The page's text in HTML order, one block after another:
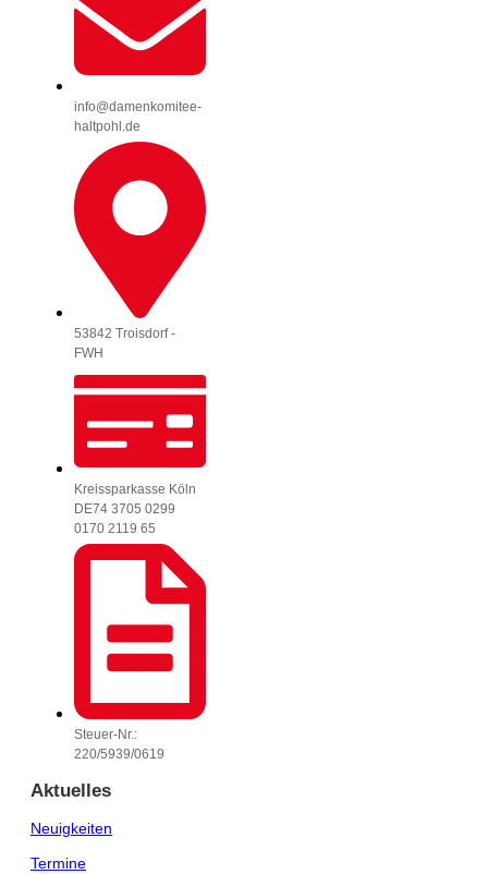
info@damenkomitee-
haltpohl.de
53842 Troisdorf -
FWH
Kreissparkasse Köln
DE74 3705 0299
0170 2119 65
Steuer-Nr.:
220/5939/0619
Aktuelles
Neuigkeiten
Termine